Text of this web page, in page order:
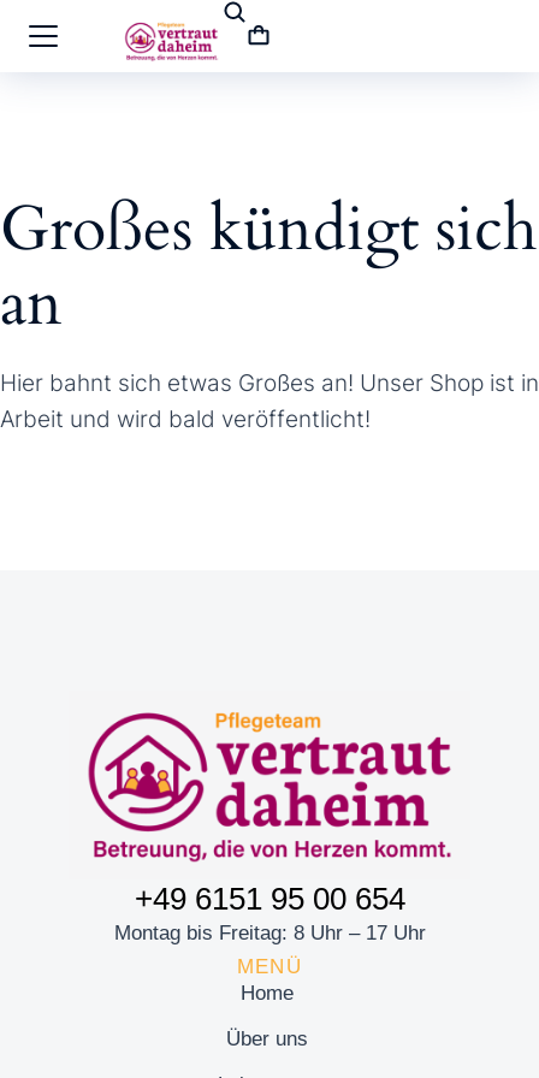
Großes kündigt sich
an
Hier bahnt sich etwas Großes an! Unser Shop ist in
Arbeit und wird bald veröffentlicht!
+49 6151 95 00 654
Montag bis Freitag: 8 Uhr – 17 Uhr
MENÜ
Home
Über uns